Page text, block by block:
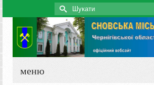
Search
for:
меню